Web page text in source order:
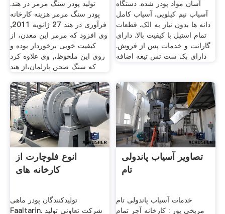
تولید پودر سنگ مرمر در هند.
پودر سنگ مرمر هزینه کارخانه
فرآوری در هند 27 ژانويه 2011,
وى افزود که مرمر این معدن، از
کیفیت خوبی برخوردار بوده و
روى اين ملحوظ،, وى علاوه کرد
که سنگ صحن پارلمان،از هند
آسان مواد پودر شده. دستگاه
آسیاب نیم کیلویی. آسیاب کامل
دانه ها بدون نیاز به الک. قطعات
تمام استیل با کیفیت بالا. دارای
گارانت و خدمات پس از فروش.
دارای بک ست تس تیغه اضافه
انوع فلوچارت از
کارخانه های
تولیدکنندگان پودر ماهی
Faaltarin. شرکت تعاونی تولید
تصاویر آسیاب پاندولی
تام
خدمات آسیاب پاندولی تام
مریخی پور : کارخانه آجر تمام